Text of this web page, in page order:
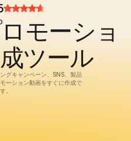
モーショ
ツール
グキャンペーン、SNS、製品
ーション動画をすぐに作成で
。